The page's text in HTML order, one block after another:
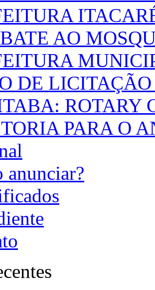
AO
DE LICITAÇÃO
ROTARY
PARA O
anunciar?